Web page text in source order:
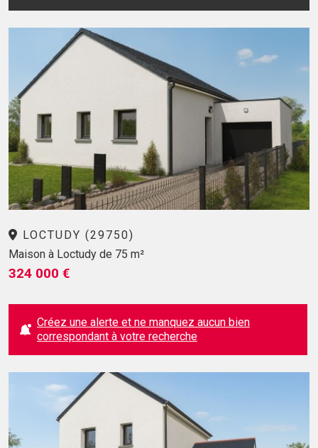
LOCTUDY (29750)
Maison à Loctudy de 75 m²
324 000 €
Créez une alerte et ne manquez aucun bien
correspondant à votre recherche